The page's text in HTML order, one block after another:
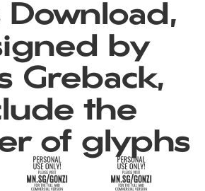
Download,
by
Greback,
the
of glyphs